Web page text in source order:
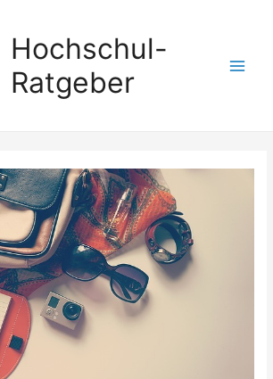
Hochschul-
Ratgeber